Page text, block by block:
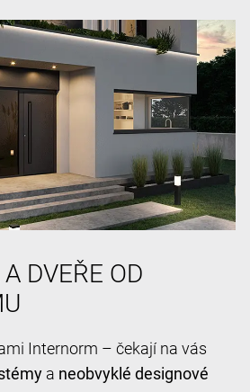
DVEŘE OD
Internorm – čekají na vás
a neobvyklé designové